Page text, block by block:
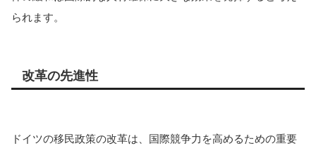
られます​​。
改革の先進性
ドイツの移民政策の改革は、国際競争力を高めるための重要